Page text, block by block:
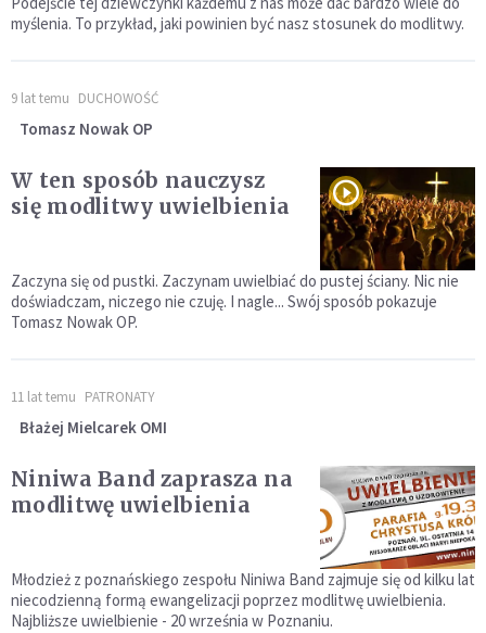
myślenia. To przykład, jaki powinien być nasz stosunek do modlitwy.
9 lat temu DUCHOWOŚĆ
Tomasz Nowak OP
W ten sposób nauczysz
się modlitwy uwielbienia
Zaczyna się od pustki. Zaczynam uwielbiać do pustej ściany. Nic nie
doświadczam, niczego nie czuję. I nagle... Swój sposób pokazuje
Tomasz Nowak OP.
11 lat temu PATRONATY
Błażej Mielcarek OMI
Niniwa Band zaprasza na
modlitwę uwielbienia
Młodzież z poznańskiego zespołu Niniwa Band zajmuje się od kilku lat
niecodzienną formą ewangelizacji poprzez modlitwę uwielbienia.
Najbliższe uwielbienie - 20 września w Poznaniu.